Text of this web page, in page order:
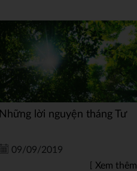
Những lời nguyện tháng Tư
09/09/2019
Xem thêm